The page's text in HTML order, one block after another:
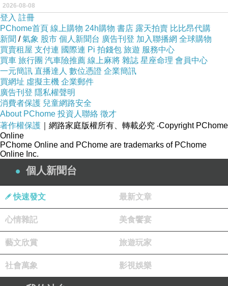
2026-08-08
登入 註冊
PChome首頁 線上購物 24h購物 書店 露天拍賣 比比昂代購
新聞 /氣象 股市 個人新聞台 廣告刊登 加入聯播網 全球購物
買賣租屋 支付連 國際連 Pi 拍錢包 旅遊 服務中心
買車 旅行團 汽車險推薦 線上麻將 雜誌 星座命理 會員中心
一元簡訊 直播達人 數位憑證 企業簡訊
買網址 虛擬主機 企業郵件
廣告刊登 隱私權聲明
消費者保護 兒童網路安全
About PChome 投資人聯絡 徵才
著作權保護 ｜網路家庭版權所有、轉載必究 ‧Copyright PChome
Online
PChome Online and PChome are trademarks of PChome
Online Inc.
個人新聞台
快速發文 最新文章
心情雜記 美食饗宴
藝文欣賞 旅遊玩家
社會萬象 影視娛樂